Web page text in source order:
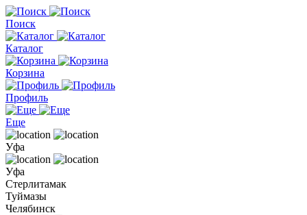
Поиск
Каталог
Корзина
Профиль
Еще
Уфа
Уфа
Стерлитамак
Туймазы
Челябинск